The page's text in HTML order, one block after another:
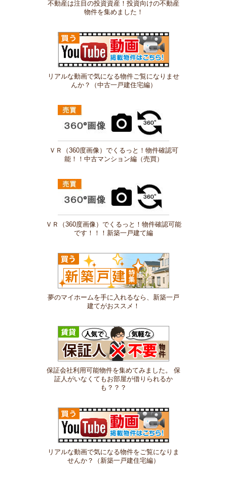
不動産は注目の投資資産！投資向けの不動産
物件を集めました！
リアルな動画で気になる物件ご覧になりませ
んか？（中古一戸建住宅編）
ＶＲ（360度画像）でくるっと！物件確認可
能！！中古マンション編（売買）
ＶＲ（360度画像）でくるっと！物件確認可能
です！！！新築一戸建て編
夢のマイホームを手に入れるなら、新築一戸
建てがおススメ！
保証会社利用可能物件を集めてみました。 保
証人がいなくてもお部屋が借りられるか
も？？？
リアルな動画で気になる物件をご覧になりま
せんか？（新築一戸建住宅編）